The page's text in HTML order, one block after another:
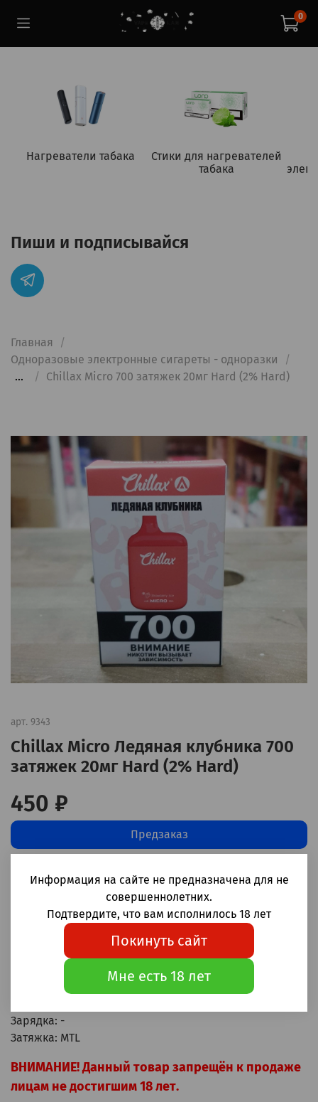
0
Нагреватели табака
Стики для нагревателей
табака
Главная
Одноразовые электронные сигареты - одноразки
...
Chillax Micro 700 затяжек 20мг Hard (2% Hard)
арт. 9343
Chillax Micro Ледяная клубника 700
затяжек 20мг Hard (2% Hard)
(0) Добавить в сравнение
450 ₽
Предзаказ
Одноразовые электронные сигареты Chillax Micro
Ледяная клубника 700 затяжек
Корпус: пластик
Аккумулятор: 380мАч
Зарядка: -
Затяжка: MTL
ВНИМАНИЕ! Данный товар запрещён к продаже
лицам не достигшим 18 лет.
Пиши и подписывайся
Информация на сайте не предназначена для не
совершеннолетних.
Подтвердите, что вам исполнилось 18 лет
Покинуть сайт
Мне есть 18 лет